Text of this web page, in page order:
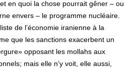
en quoi la chose pourrait gêner – ou
envers – le programme nucléaire.
de l’économie iranienne à la
que les sanctions exacerbent un
opposant les mollahs aux
mais elle n’y voit, elle aussi,